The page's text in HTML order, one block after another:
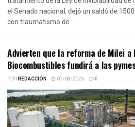
el Senado nacional, dejó un saldó de
con traumatismo de...
Advierten que la reforma de Milei a
Biocombustibles fundirá a las
PORREDACCIÓN 07/08/2026 0